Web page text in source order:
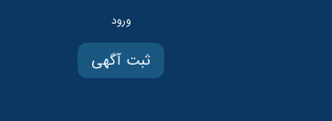
ثبت آگهی